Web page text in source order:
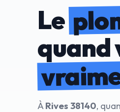
Le
quand
ÀRives 38140,